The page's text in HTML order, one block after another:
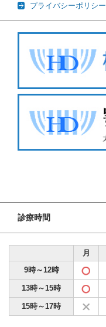
プライバシーポリシー
診療時間
月
9時～12時
13時～15時
15時～17時